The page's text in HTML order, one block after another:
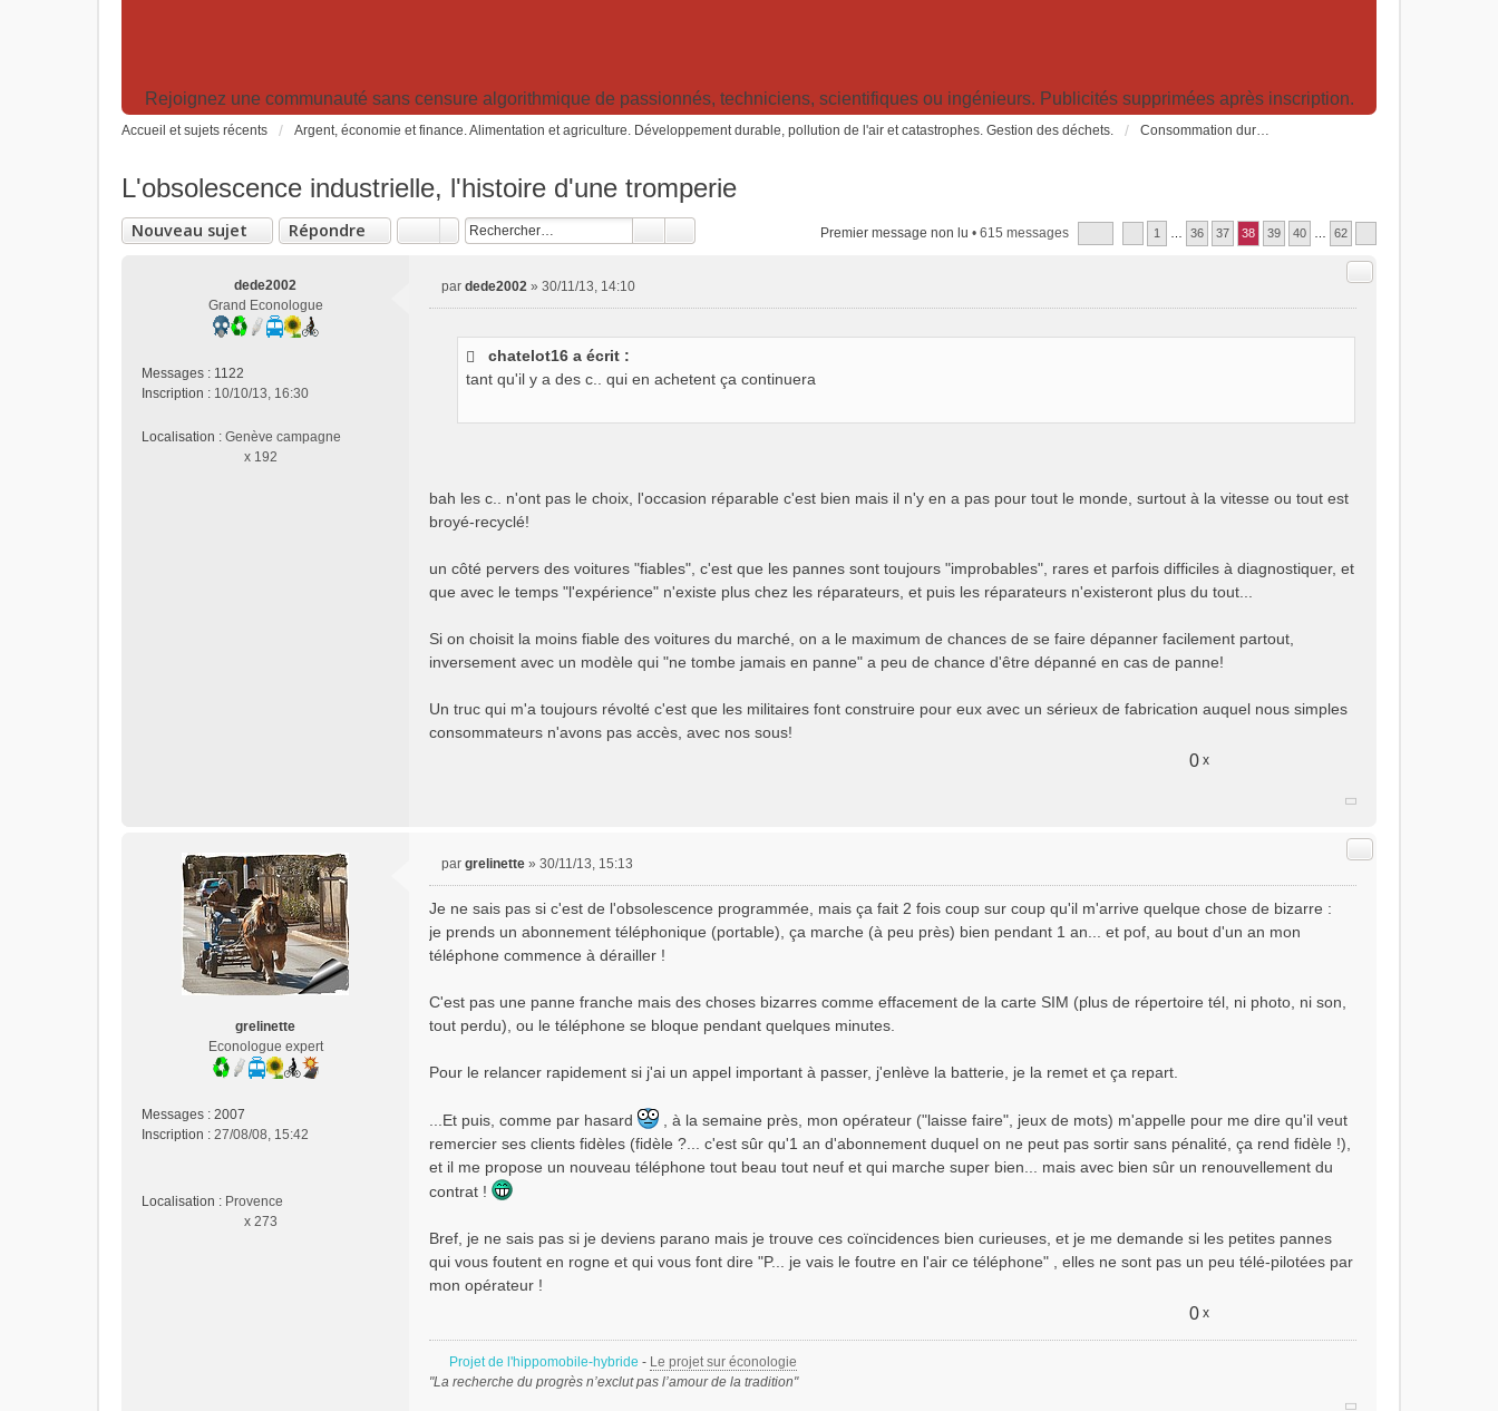
Rejoignez une communauté sans censure algorithmique de passionnés, techniciens, scientifiques ou ingénieurs. Publicités supprimées après inscription.
Accueil et sujets récents Argent, économie et finance. Alimentation et agriculture. Développement durable, pollution de l'air et catastrophes. Gestion des déchets. Consommation durable: consommer responsable, alimentation, trucs et astuces
L'obsolescence industrielle, l'histoire d'une tromperie
Nouveau sujet Répondre Premier message non lu • 615 messages 1 36 37 38 39 40 62
dede2002
Grand Econologue
Messages : 1122
Inscription : 10/10/13, 16:30
Localisation : Genève campagne
x 192
Citer
l
u
par dede2002 » 30/11/13, 14:10
chatelot16 a écrit :
tant qu'il y a des c.. qui en achetent ça continuera
bah les c.. n'ont pas le choix, l'occasion réparable c'est bien mais il n'y en a pas pour tout le monde, surtout à la vitesse ou tout est
broyé-recyclé!
un côté pervers des voitures "fiables", c'est que les pannes sont toujours "improbables", rares et parfois difficiles à diagnostiquer, et
que avec le temps "l'expérience" n'existe plus chez les réparateurs, et puis les réparateurs n'existeront plus du tout...
Si on choisit la moins fiable des voitures du marché, on a le maximum de chances de se faire dépanner facilement partout,
inversement avec un modèle qui "ne tombe jamais en panne" a peu de chance d'être dépanné en cas de panne!
Un truc qui m'a toujours révolté c'est que les militaires font construire pour eux avec un sérieux de fabrication auquel nous simples
consommateurs n'avons pas accès, avec nos sous!
0 x
grelinette
Econologue expert
Messages : 2007
Inscription : 27/08/08, 15:42
Localisation : Provence
x 273
Citer
s
s
a
e
l
par grelinette » 30/11/13, 15:13
Je ne sais pas si c'est de l'obsolescence programmée, mais ça fait 2 fois coup sur coup qu'il m'arrive quelque chose de bizarre :
je prends un abonnement téléphonique (portable), ça marche (à peu près) bien pendant 1 an... et pof, au bout d'un an mon
téléphone commence à dérailler !
C'est pas une panne franche mais des choses bizarres comme effacement de la carte SIM (plus de répertoire tél, ni photo, ni son,
tout perdu), ou le téléphone se bloque pendant quelques minutes.
Pour le relancer rapidement si j'ai un appel important à passer, j'enlève la batterie, je la remet et ça repart.
...Et puis, comme par hasard
, à la semaine près, mon opérateur ("laisse faire", jeux de mots) m'appelle pour me dire qu'il veut
remercier ses clients fidèles (fidèle ?... c'est sûr qu'1 an d'abonnement duquel on ne peut pas sortir sans pénalité, ça rend fidèle !),
et il me propose un nouveau téléphone tout beau tout neuf et qui marche super bien... mais avec bien sûr un renouvellement du
contrat !
Bref, je ne sais pas si je deviens parano mais je trouve ces coïncidences bien curieuses, et je me demande si les petites pannes
qui vous foutent en rogne et qui vous font dire "P... je vais le foutre en l'air ce téléphone" , elles ne sont pas un peu télé-pilotées par
mon opérateur !
0 x
Projet de l'hippomobile-hybride - Le projet sur éconologie
"La recherche du progrès n’exclut pas l’amour de la tradition"